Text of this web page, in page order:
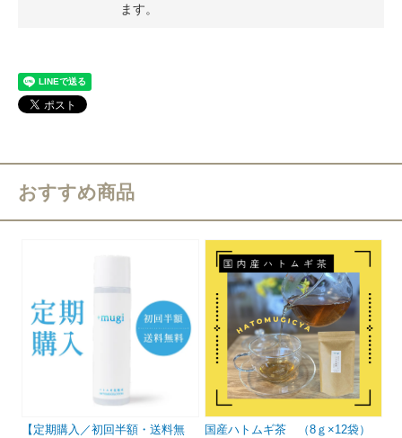
ます。
おすすめ商品
【定期購入／初回半額・送料無
国産ハトムギ茶 （8ｇ×12袋）